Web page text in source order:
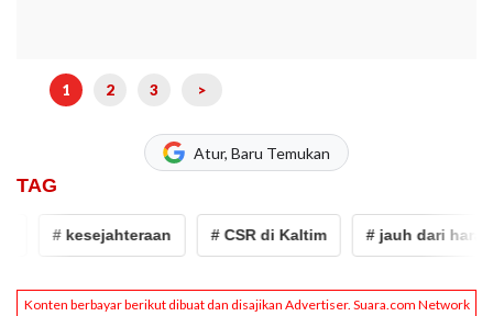
1 2 3 >
Atur, Baru Temukan
TAG
# kesejahteraan # CSR di Kaltim # jauh dari harapan